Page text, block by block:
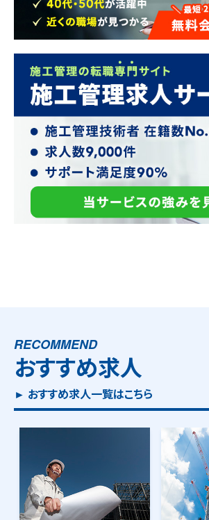
RECOMMEND
おすすめ求人
► おすすめ求人一覧はこちら